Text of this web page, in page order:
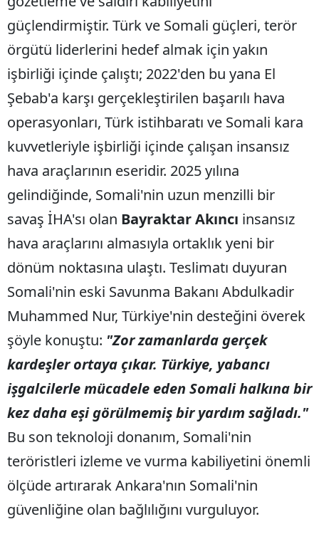
güçlendirmiştir. Türk ve Somali güçleri, terör
örgütü liderlerini hedef almak için yakın
işbirliği içinde çalıştı; 2022'den bu yana El
Şebab'a karşı gerçekleştirilen başarılı hava
operasyonları, Türk istihbaratı ve Somali kara
kuvvetleriyle işbirliği içinde çalışan insansız
hava araçlarının eseridir. 2025 yılına
gelindiğinde, Somali'nin uzun menzilli bir
savaş İHA'sı olan Bayraktar Akıncı insansız
hava araçlarını almasıyla ortaklık yeni bir
dönüm noktasına ulaştı. Teslimatı duyuran
Somali'nin eski Savunma Bakanı Abdulkadir
Muhammed Nur, Türkiye'nin desteğini överek
şöyle konuştu: "Zor zamanlarda gerçek
kardeşler ortaya çıkar. Türkiye, yabancı
işgalcilerle mücadele eden Somali halkına bir
kez daha eşi görülmemiş bir yardım sağladı."
Bu son teknoloji donanım, Somali'nin
teröristleri izleme ve vurma kabiliyetini önemli
ölçüde artırarak Ankara'nın Somali'nin
güvenliğine olan bağlılığını vurguluyor.